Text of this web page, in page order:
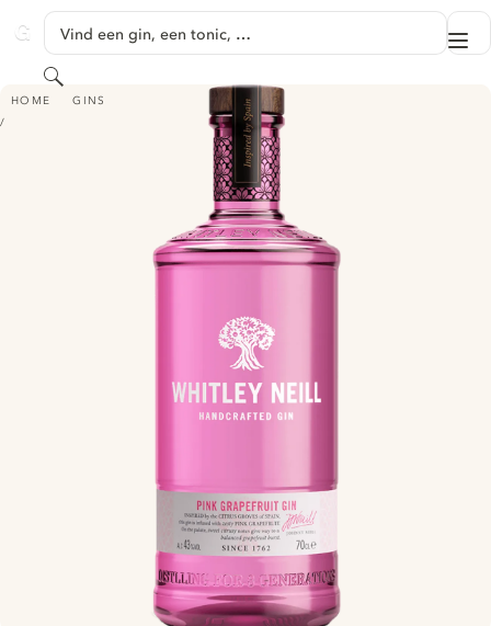
GINVENTORY
Vind een gin, een tonic, …
Zoeken
HOME GINS
WHITLEY NEILL PINK GRAPEFRUIT GIN